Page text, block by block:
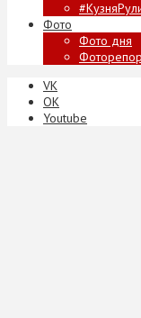
Фото
Фото дня
VK
ОК
Youtube